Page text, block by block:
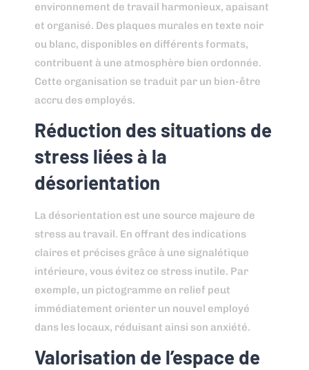
environnement de travail harmonieux, apaisant
et organisé. Des plaques murales en texte noir
ou blanc, disponibles en différents formats,
contribuent à une atmosphère bien ordonnée.
Cette organisation se traduit par un bien-être
accru des employés.
Réduction des situations de
stress liées à la
désorientation
La désorientation est une source majeure de
stress au travail. En offrant des indications
claires et précises grâce à une signalétique
intérieure, vous évitez ce stress inutile. Par
exemple, un pictogramme en relief peut
immédiatement orienter un nouvel employé
dans les locaux, réduisant ainsi son anxiété.
Valorisation de l’espace de